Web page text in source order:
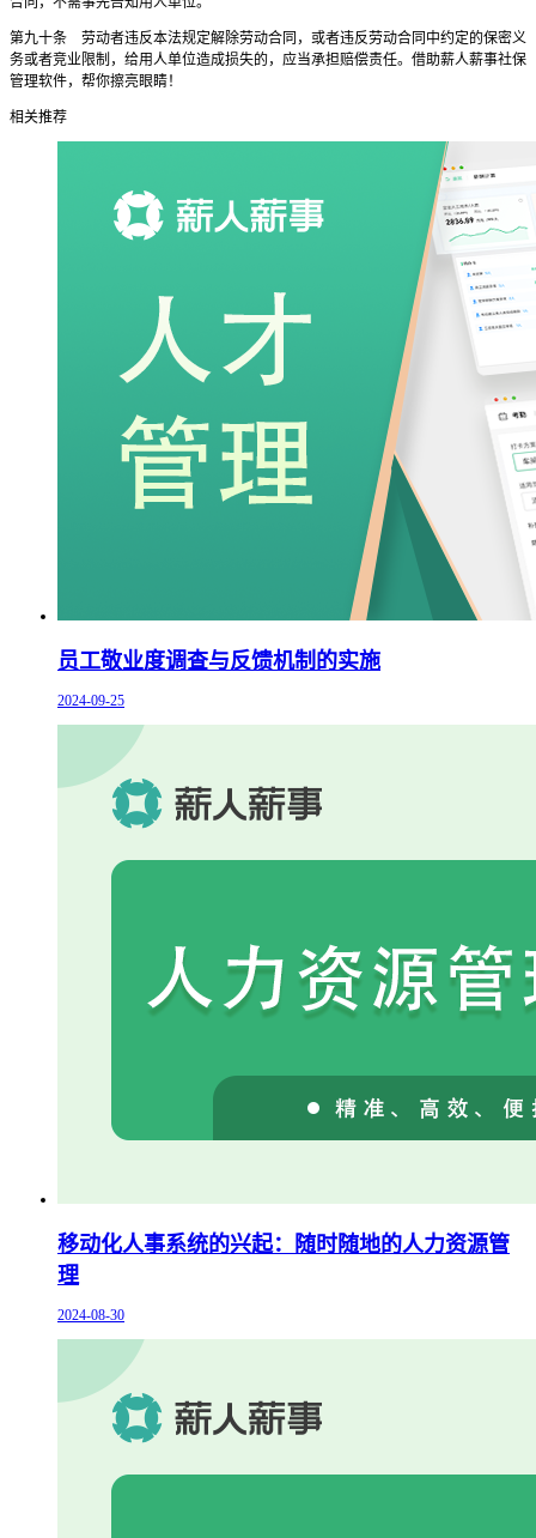
第九十条 劳动者违反本法规定解除劳动合同，或者违反劳动合同中约定的保密义
务或者竞业限制，给用人单位造成损失的，应当承担赔偿责任。借助薪人薪事社保
管理软件，帮你擦亮眼睛！
相关推荐
员工敬业度调查与反馈机制的实施
2024-09-25
移动化人事系统的兴起：随时随地的人力资源管
理
2024-08-30